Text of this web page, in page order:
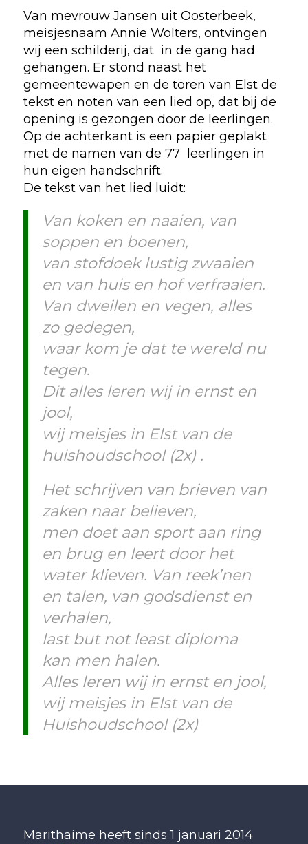
Van mevrouw Jansen uit Oosterbeek,
meisjesnaam Annie Wolters, ontvingen
wij een schilderij, dat in de gang had
gehangen. Er stond naast het
gemeentewapen en de toren van Elst de
tekst en noten van een lied op, dat bij de
opening is gezongen door de leerlingen.
Op de achterkant is een papier geplakt
met de namen van de 77 leerlingen in
hun eigen handschrift.
De tekst van het lied luidt:
Van koken en naaien, van
soppen en boenen,
van stofdoek lustig zwaaien
en van huis en hof verfraaien.
Van dweilen en vegen, alles
zo gedegen,
waar kom je dat te wereld nu
tegen.
Dit alles leren wij in ernst en
jool,
wij meisjes in Elst van de
huishoudschool (2x) .
Het schrijven van brieven van
zaken naar believen,
men doet aan sport aan ring
en brug en leert door het
water klieven. Van reek’nen
en talen, van godsdienst en
verhalen,
last but not least diploma
kan men halen.
Alles leren wij in ernst en jool,
wij meisjes in Elst van de
Huishoudschool (2x)
Marithaime heeft sinds 1 januari 2014